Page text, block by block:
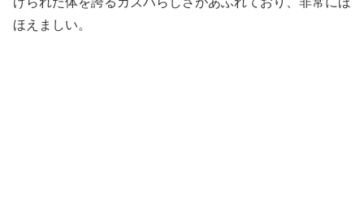
ほえましい。